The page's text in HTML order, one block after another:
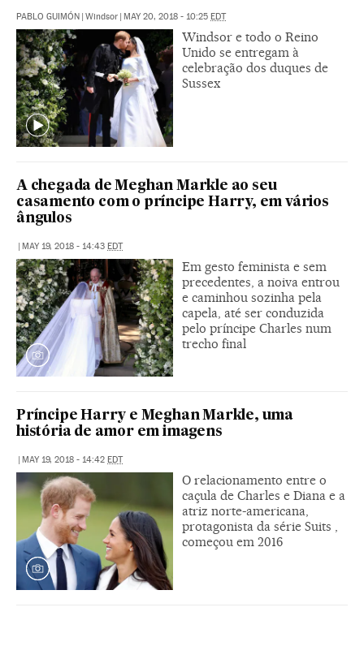
PABLO GUIMÓN Windsor MAY 20, 2018 - 10:25 EDT
Windsor e todo o Reino
Unido se entregam à
celebração dos duques de
Sussex
A chegada de Meghan Markle ao seu
casamento com o príncipe Harry, em vários
ângulos
| MAY 19, 2018 - 14:43 EDT
Em gesto feminista e sem
precedentes, a noiva entrou
e caminhou sozinha pela
capela, até ser conduzida
pelo príncipe Charles num
trecho final
Príncipe Harry e Meghan Markle, uma
história de amor em imagens
| MAY 19, 2018 - 14:42 EDT
O relacionamento entre o
caçula de Charles e Diana e a
atriz norte-americana,
protagonista da série Suits ,
começou em 2016